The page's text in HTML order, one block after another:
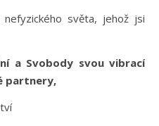
světa, jehož jsi
a Svobody svou vibrací
partnery,